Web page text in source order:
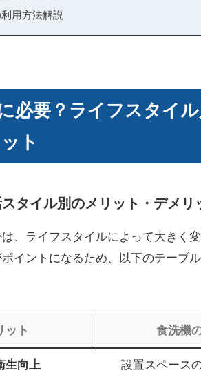
用方法解説
必要？ライフスタイ
ト
タイル別のメリット・デメリ
、ライフスタイルによって大きく
イントになるため、以下のテーブ
ット 食洗機
生向上 設置スペース